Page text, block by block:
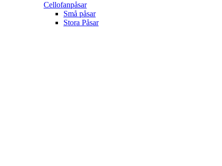
Cellofanpåsar
Små påsar
Stora Påsar